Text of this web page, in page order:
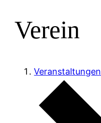
Verein
Veranstaltungen